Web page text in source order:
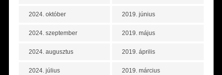
2024. október
2024. szeptember
2024. augusztus
2024. július
2019. június
2019. május
2019. április
2019. március